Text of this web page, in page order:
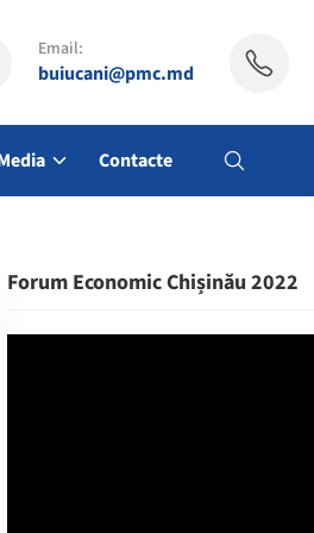
Email:
buiucani@pmc.md
Contacte
Forum Economic Chișinău 2022